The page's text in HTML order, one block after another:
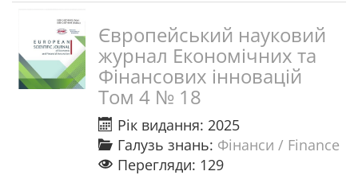
Європейський науковий
журнал Економічних та
Фінансових інновацій
Том 4 № 18
Рік видання: 2025
Галузь знань: Фінанси / Finance
Перегляди: 129